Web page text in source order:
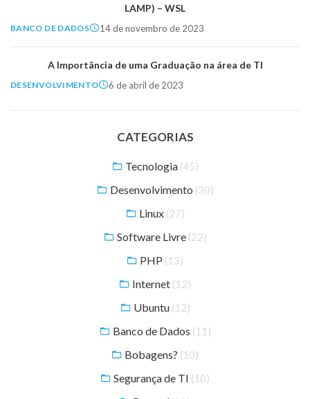
LAMP) – WSL
BANCO DE DADOS 14 de novembro de 2023
A Importância de uma Graduação na área de TI
DESENVOLVIMENTO 6 de abril de 2023
CATEGORIAS
Tecnologia (45)
Desenvolvimento (30)
Linux (27)
Software Livre (22)
PHP (13)
Internet (12)
Ubuntu (12)
Banco de Dados (11)
Bobagens? (10)
Segurança de TI (10)